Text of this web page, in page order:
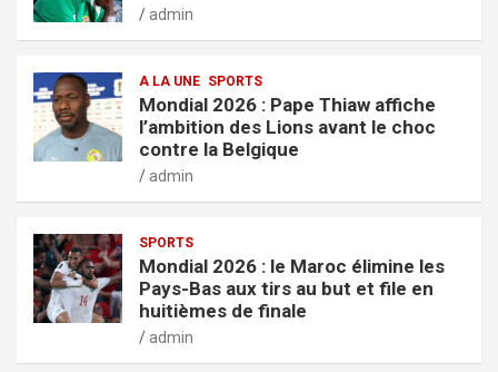
admin
A LA UNE SPORTS
Mondial 2026 : Pape Thiaw affiche
l’ambition des Lions avant le choc
contre la Belgique
admin
SPORTS
Mondial 2026 : le Maroc élimine les
Pays-Bas aux tirs au but et file en
huitièmes de finale
admin